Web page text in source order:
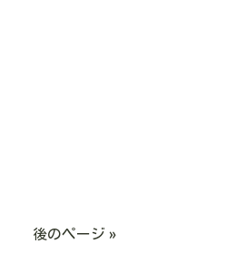
後のページ »